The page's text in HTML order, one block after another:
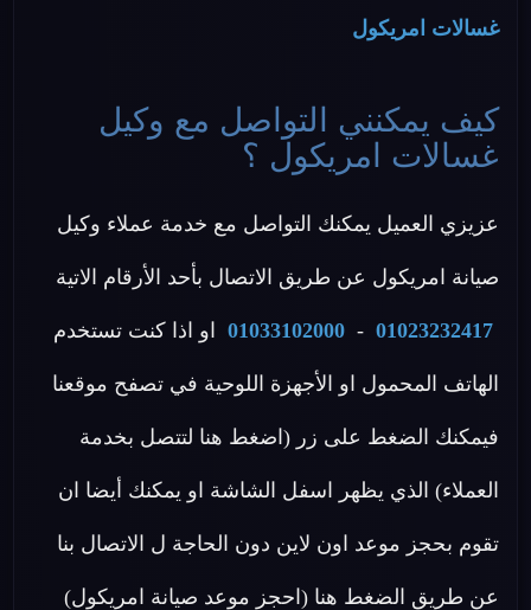
غسالات امريكول
كيف يمكنني التواصل مع وكيل
غسالات امريكول ؟
عزيزي العميل يمكنك التواصل مع خدمة عملاء وكيل
صيانة امريكول عن طريق الاتصال بأحد الأرقام الاتية
01023232417
-
01033102000 او اذا كنت تستخدم
الهاتف المحمول او الأجهزة اللوحية في تصفح موقعنا
فيمكنك الضغط على زر (اضغط هنا لتتصل بخدمة
العملاء) الذي يظهر اسفل الشاشة او يمكنك أيضا ان
تقوم بحجز موعد اون لاين دون الحاجة ل الاتصال بنا
عن طريق الضغط هنا (احجز موعد صيانة امريكول)